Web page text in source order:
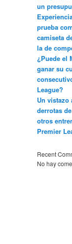
un
prueba
camiseta
la de
¿Puede el
ganar su
League?
Un vistazo
derrotas
otros
Premier
Recent
No hay